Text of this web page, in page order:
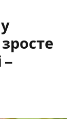
–